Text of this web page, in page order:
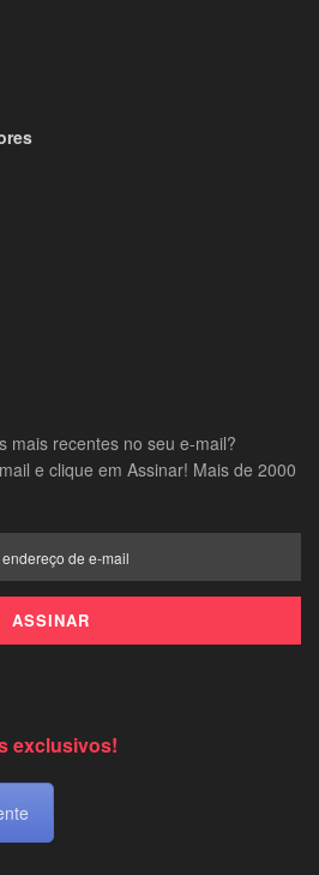
mais recentes no seu e-mail?
e clique em Assinar! Mais de 2000
exclusivos!